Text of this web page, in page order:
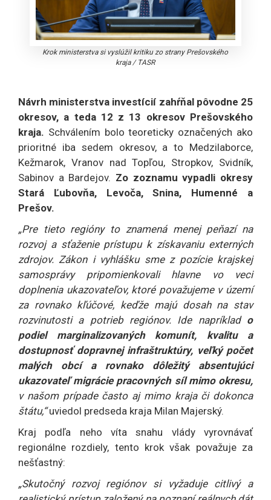
Krok ministerstva si vyslúžil kritiku zo strany Prešovského
kraja/ TASR
Návrh ministerstva investícií zahŕňal pôvodne 25
okresov, a teda 12 z 13 okresov Prešovského
kraja. Schválením bolo teoreticky označených ako
prioritné iba sedem okresov, a to Medzilaborce,
Kežmarok, Vranov nad Topľou, Stropkov, Svidník,
Sabinov a Bardejov. Zo zoznamu vypadli okresy
Stará Ľubovňa, Levoča, Snina, Humenné a
Prešov.
„Pre tieto regióny to znamená menej peňazí na
rozvoj a sťaženie prístupu k získavaniu externých
zdrojov. Zákon i vyhlášku sme z pozície krajskej
samosprávy pripomienkovali hlavne vo veci
doplnenia ukazovateľov, ktoré považujeme v území
za rovnako kľúčové, keďže majú dosah na stav
rozvinutosti a potrieb regiónov. Ide napríklado
podiel marginalizovaných komunít, kvalitu a
dostupnosť dopravnej infraštruktúry, veľký počet
malých obcí a rovnako dôležitý absentujúci
ukazovateľ migrácie pracovných síl mimo okresu,
v našom prípade často aj mimo kraja či dokonca
štátu,“uviedol predseda kraja Milan Majerský.
Kraj podľa neho víta snahu vlády vyrovnávať
regionálne rozdiely, tento krok však považuje za
nešťastný:
„Skutočný rozvoj regiónov si vyžaduje citlivý a